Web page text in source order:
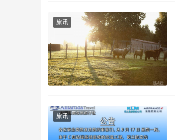
旅讯
旅讯